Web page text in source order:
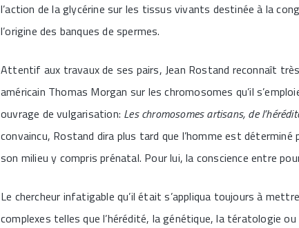
l’action de la glycérine sur les tissus vivants destinée à la
l’origine des banques de spermes.
Attentif aux travaux de ses pairs, Jean Rostand reconnaît
américain Thomas Morgan sur les chromosomes qu’il
ouvrage de vulgarisation: Les chromosomes artisans, de
convaincu, Rostand dira plus tard que l’homme est
son milieu y compris prénatal. Pour lui, la conscience entre
Le chercheur infatigable qu’il était s’appliqua toujours à
complexes telles que l’hérédité, la génétique, la tératologie